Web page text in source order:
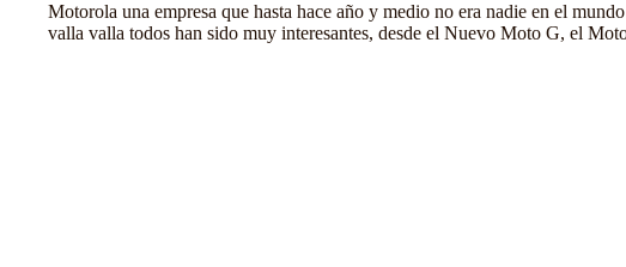
Motorola una empresa que hasta hace año y medio no era nadie en el
valla valla todos han sido muy interesantes, desde el Nuevo Moto G, el